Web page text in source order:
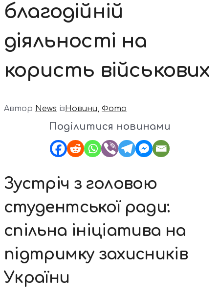
благодійній
діяльності на
користь військових
Автор News ізНовини, Фото
Поділитися новинами
Зустріч з головою
студентської ради:
спільна ініціатива на
підтримку захисників
України